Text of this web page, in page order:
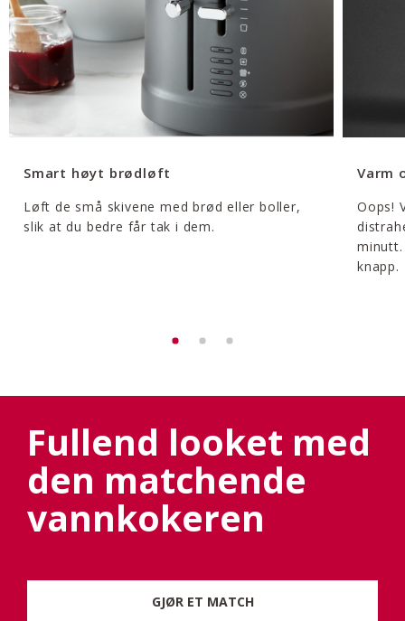
Smart høyt brødløft
Løft de små skivene med brød eller boller,
slik at du bedre får tak i dem.
Varm
Oops!
knapp.
Fullend looket med
den matchende
vannkokeren
GJØR ET MATCH